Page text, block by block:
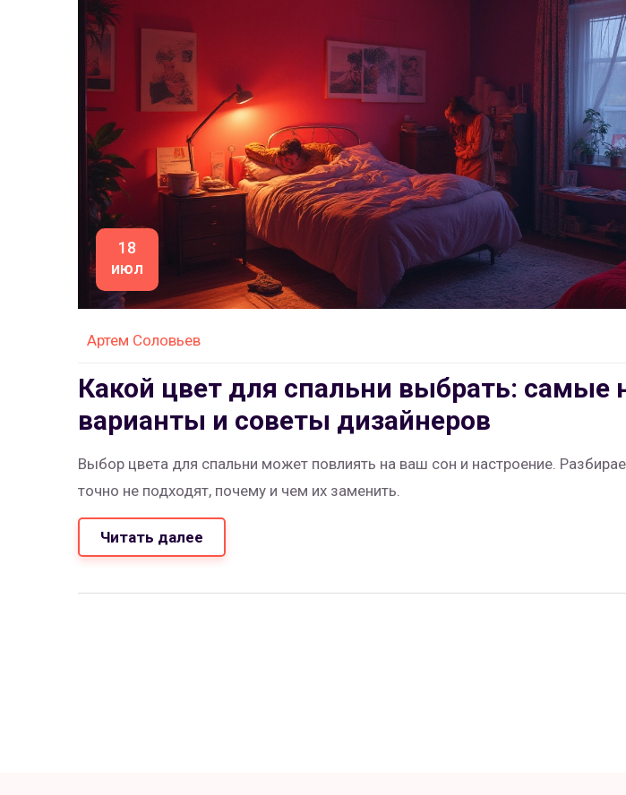
18
июл
Артем Соловьев
Какой цвет для спальни выбрать: самые
варианты и советы дизайнеров
Выбор цвета для спальни может повлиять на ваш сон и настроение.
точно не подходят, почему и чем их заменить.
Читать далее